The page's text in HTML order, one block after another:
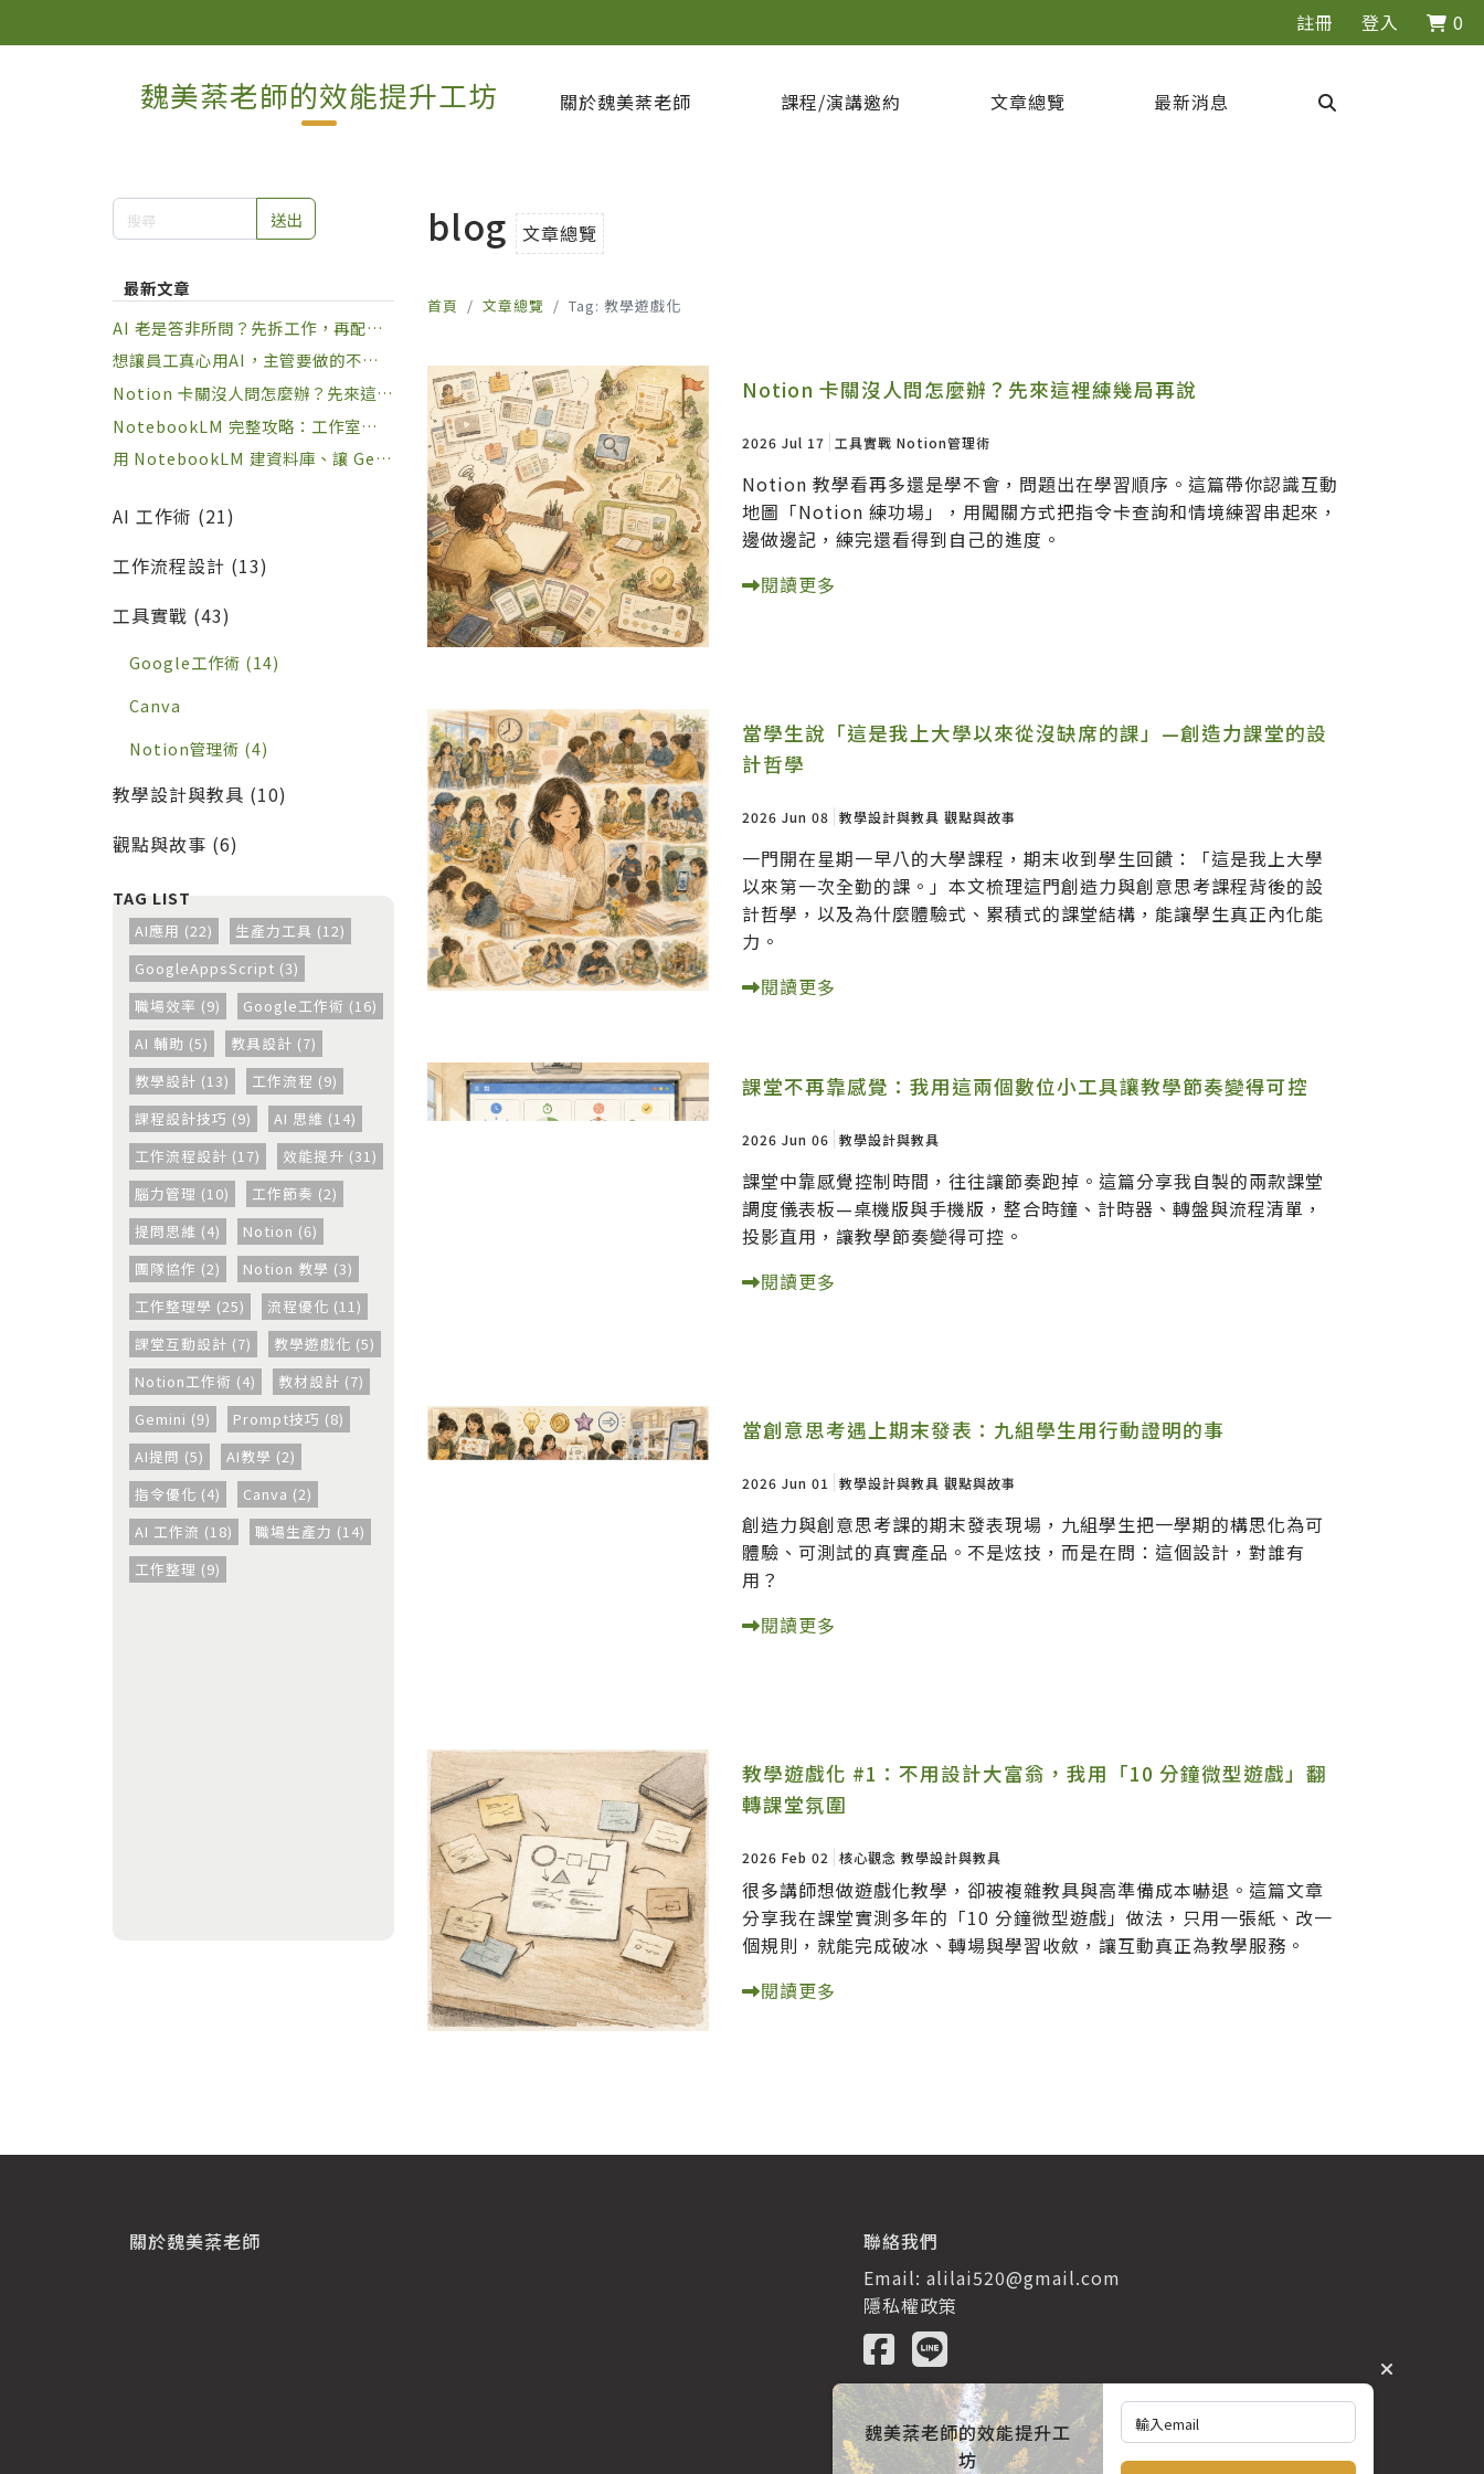
註冊 登入 0
魏美棻老師的效能提升工坊 關於魏美棻老師 課程/演講邀約 文章總覽 最新消息
送出
最新文章
AI 老是答非所問？先拆工作，再配角
色
想讓員工真心用AI，主管要做的不是
規定，是設計習慣
Notion 卡關沒人問怎麼辦？先來這裡
練幾局再說
NotebookLM 完整攻略：工作室九種
一鍵產出 + 下指令六大原則，讓知識
庫真正幫你做事
用 NotebookLM 建資料庫、讓 Gem
的實戰工作流
AI 工作術 (21)
工作流程設計 (13)
工具實戰 (43)
Google工作術 (14)
Canva
Notion管理術 (4)
教學設計與教具 (10)
觀點與故事 (6)
AI應用 (22)
生產力工具 (12)
GoogleAppsScript (3)
職場效率 (9)
Google工作術 (16)
AI 輔助 (5)
教具設計 (7)
教學設計 (13)
工作流程 (9)
課程設計技巧 (9)
AI 思維 (14)
工作流程設計 (17)
效能提升 (31)
腦力管理 (10)
工作節奏 (2)
提問思維 (4)
Notion (6)
團隊協作 (2)
Notion 教學 (3)
工作整理學 (25)
流程優化 (11)
課堂互動設計 (7)
教學遊戲化 (5)
Notion工作術 (4)
教材設計 (7)
Gemini (9)
Prompt技巧 (8)
AI提問 (5)
AI教學 (2)
指令優化 (4)
Canva (2)
AI 工作流 (18)
職場生產力 (14)
工作整理 (9)
blog 文章總覽
首頁 文章總覽 Tag: 教學遊戲化
Notion 卡關沒人問怎麼辦？先來這裡練幾局再說
2026 Jul 17 工具實戰 Notion管理術
Notion 教學看再多還是學不會，問題出在學習順序。這篇帶你認識互動
地圖「Notion 練功場」，用闖關方式把指令卡查詢和情境練習串起來，
邊做邊記，練完還看得到自己的進度。
閱讀更多
當學生說「這是我上大學以來從沒缺席的課」—創造力課堂的設
計哲學
2026 Jun 08 教學設計與教具 觀點與故事
一門開在星期一早八的大學課程，期末收到學生回饋：「這是我上大學
以來第一次全勤的課。」本文梳理這門創造力與創意思考課程背後的設
計哲學，以及為什麼體驗式、累積式的課堂結構，能讓學生真正內化能
力。
閱讀更多
課堂不再靠感覺：我用這兩個數位小工具讓教學節奏變得可控
2026 Jun 06 教學設計與教具
課堂中靠感覺控制時間，往往讓節奏跑掉。這篇分享我自製的兩款課堂
調度儀表板—桌機版與手機版，整合時鐘、計時器、轉盤與流程清單，
投影直用，讓教學節奏變得可控。
閱讀更多
當創意思考遇上期末發表：九組學生用行動證明的事
2026 Jun 01 教學設計與教具 觀點與故事
創造力與創意思考課的期末發表現場，九組學生把一學期的構思化為可
體驗、可測試的真實產品。不是炫技，而是在問：這個設計，對誰有
用？
閱讀更多
教學遊戲化 #1：不用設計大富翁，我用「10 分鐘微型遊戲」翻
轉課堂氛圍
2026 Feb 02 核心觀念 教學設計與教具
很多講師想做遊戲化教學，卻被複雜教具與高準備成本嚇退。這篇文章
分享我在課堂實測多年的「10 分鐘微型遊戲」做法，只用一張紙、改一
個規則，就能完成破冰、轉場與學習收斂，讓互動真正為教學服務。
閱讀更多
關於魏美棻老師
聯絡我們
Email: alilai520@gmail.com
隱私權政策
訂閱電子報
魏美棻老師的效能提升工
坊